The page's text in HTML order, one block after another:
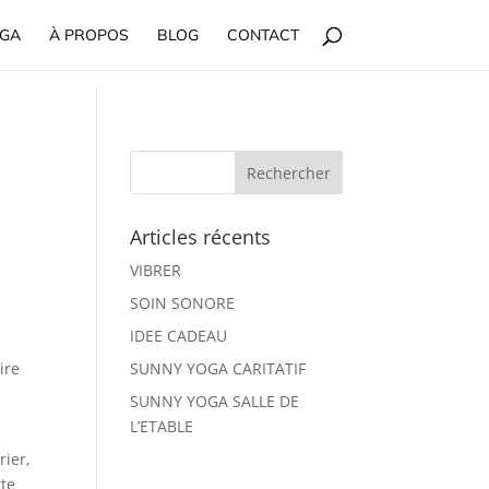
À PROPOS BLOG CONTACT
Articles récents
VIBRER
SOIN SONORE
IDEE CADEAU
SUNNY YOGA CARITATIF
SUNNY YOGA SALLE DE
L’ETABLE